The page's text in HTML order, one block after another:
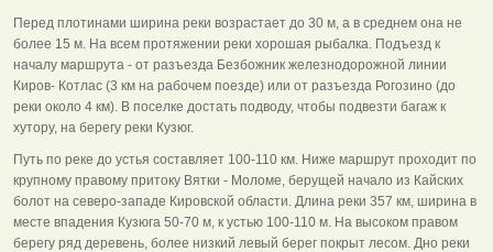
Перед плотинами ширина реки возрастает до 30 м, а в среднем она не
более 15 м. На всем протяжении реки хорошая рыбалка. Подъезд к
началу маршрута - от разъезда Безбожник железнодорожной линии
Киров- Котлас (3 км на рабочем поезде) или от разъезда Рогозино (до
реки около 4 км). В поселке достать подводу, чтобы подвезти багаж к
хутору, на берегу реки Кузюг.
Путь по реке до устья составляет 100-110 км. Ниже маршрут проходит по
крупному правому притоку Вятки - Моломе, берущей начало из Кайских
болот на северо-западе Кировской области. Длина реки 357 км, ширина в
месте впадения Кузюга 50-70 м, к устью 100-110 м. На высоком правом
берегу ряд деревень, более низкий левый берег покрыт лесом. Дно реки